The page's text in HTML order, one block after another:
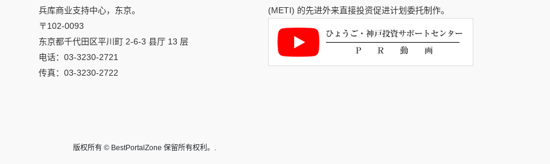
兵库商业支持中心，东京。
〒102-0093
东京都千代田区平川町 2-6-3 县厅 13 层
电话：03-3230-2721
传真：03-3230-2722
(METI) 的先进外来直接投资促进计划委托制作。
版权所有 © BestPortalZone 保留所有权利。.